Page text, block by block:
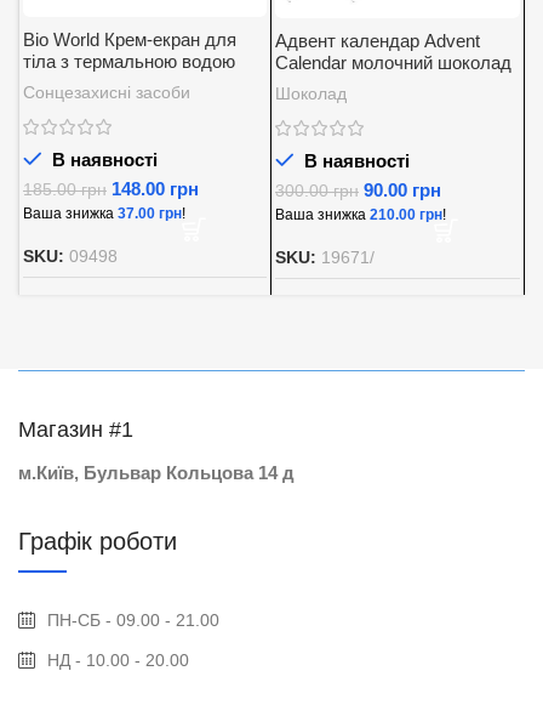
Bio World Крем-екран для
тіла з термальною водою
SPF 30
Сонцезахисні засоби
В наявності
185.00грн 148.00 грн
Ваша знижка 37.00 грн!
SKU: 09498
Адвент календар Advent
Calendar молочний шоколад
із вершковою начинкою
Baron 200 г.
Шоколад
В наявності
300.00грн 90.00 грн
Ваша знижка 210.00 грн!
SKU: 19671/
Магазин #1
м.Київ, Бульвар Кольцова 14 д
Графік роботи
ПН-СБ - 09.00 - 21.00
НД - 10.00 - 20.00